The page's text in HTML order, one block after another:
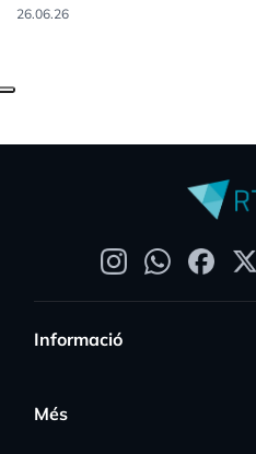
26.06.26
Informació
Més